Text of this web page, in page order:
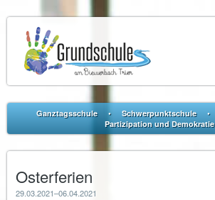
Ganztagsschule • Schwerpunktschule •
Partizipation und Demokratie
Osterferien
29.03.2021–06.04.2021